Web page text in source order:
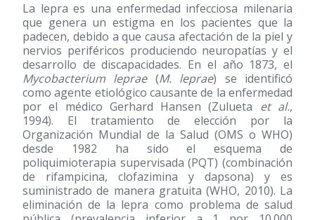
La lepra es una enfermedad infecciosa milenaria
que genera un estigma en los pacientes que la
padecen, debido a que causa afectación de la piel y
nervios periféricos produciendo neuropatías y el
desarrollo de discapacidades. En el año 1873, el
Mycobacterium leprae(M. leprae) se identificó
como agente etiológico causante de la enfermedad
por el médico Gerhard Hansen (Zulueta et al.,
1994). El tratamiento de elección por la
Organización Mundial de la Salud (OMS o WHO)
desde 1982 ha sido el esquema de
poliquimioterapia supervisada (PQT) (combinación
de rifampicina, clofazimina y dapsona) y es
suministrado de manera gratuita (WHO, 2010). La
eliminación de la lepra como problema de salud